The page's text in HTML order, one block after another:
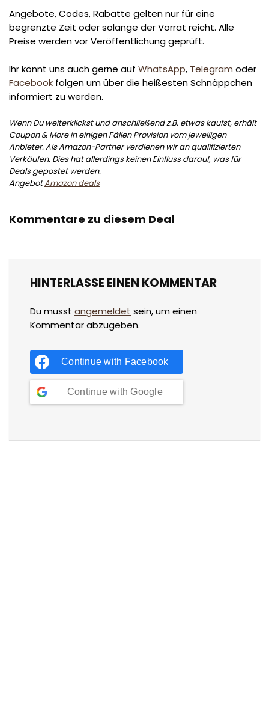
Angebote, Codes, Rabatte gelten nur für eine
begrenzte Zeit oder solange der Vorrat reicht. Alle
Preise werden vor Veröffentlichung geprüft.
Ihr könnt uns auch gerne auf WhatsApp, Telegram oder
Facebook folgen um über die heißesten Schnäppchen
informiert zu werden.
Wenn Du weiterklickst und anschließend z.B. etwas kaufst, erhält
Coupon & More in einigen Fällen Provision vom jeweiligen
Anbieter. Als Amazon-Partner verdienen wir an qualifizierten
Verkäufen. Dies hat allerdings keinen Einfluss darauf, was für
Deals gepostet werden.
AngebotAmazon deals
Kommentare zu diesem Deal
HINTERLASSE EINEN KOMMENTAR
Du musst angemeldet sein, um einen
Kommentar abzugeben.
Continue with Facebook
Continue with Google